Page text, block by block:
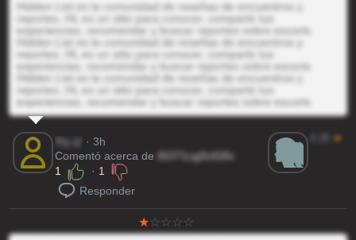
Hidden List es la comunidad de reseñas de encuentros y
reportes, HL es un sitio para conocer, compartir tus
experiencias, recomendar y buscar reportes sobre escorts
Hidden List es la comunidad de reseñas de encuentros y
reportes, HL es un sitio para conocer, compartir tus
experiencias, recomendar y buscar reportes sobre escorts
Hidden List es la comunidad de reseñas de encuentros y
reportes, HL es un sitio para conocer, compartir tus
experiencias, recomendar y buscar reportes sobre escorts
· 3h
Comentó acerca de
i5O71cg5UG8x
1
· 1
Responder
★